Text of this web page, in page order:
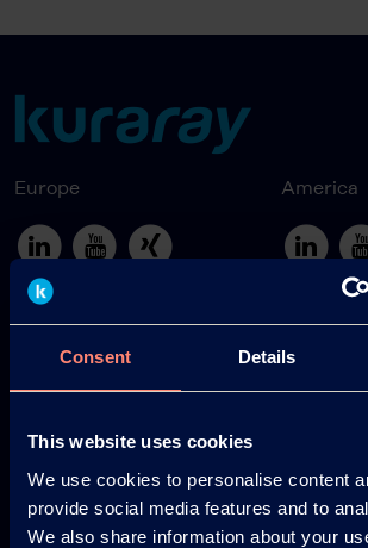
Consent Details
This website uses cookies
We use cookies to personalise content
provide social media features and to
We also share information about your
Europe America
Japan South
© KURARAY CO., LTD. ALL RIGHTS
关于可乐丽